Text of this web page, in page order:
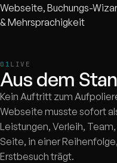
Webseite, Buchungs-
& Mehrsprachigkeit
LIVE
Aus dem
Kein Auftritt zum
Webseite musste sofort
Leistungen, Verleih,
Seite, in einer
Erstbesuch trägt.